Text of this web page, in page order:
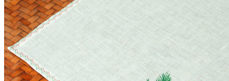
Салфетки из льна
Декоративные салфетки | народный стиль
Салфетки из льна в наборах
Постельное белье из льна и хлопка
Постельное белье из льна с вышивкой
Постельное белье из хлопка с вышивкой
Сувениры
Мешочки лен хлопок